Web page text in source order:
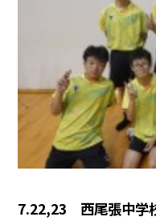
7.22,23 西尾張中学